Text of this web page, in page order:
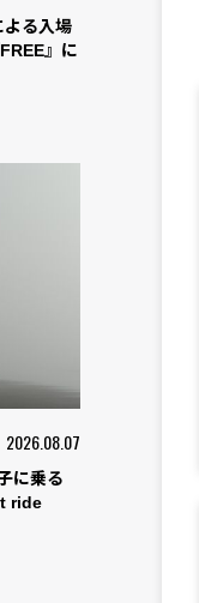
よる入場
』に
2026.08.07
に乗る
ride